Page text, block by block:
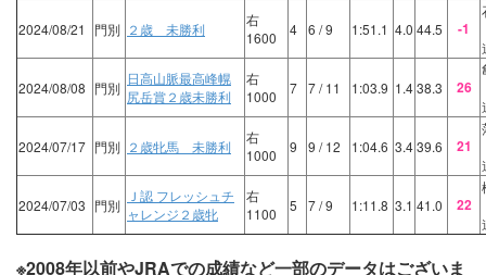
2024/08/21 門別 ２歳 未勝利
右
1600
4 6 / 9 1:51.1 4.0 44.5 -1
2024/08/08 門別
日高山脈最高峰幌
尻岳賞２歳未勝利
右
1000
7 7/ 11 1:03.9 1.438.3 26
2024/07/17 門別 ２歳牝馬 未勝利
右
1000
9 9 / 12 1:04.6 3.439.6 21
2024/07/03 門別
Ｊ認 フレッシュチ
ャレンジ２歳牝
右
1100
5 7/ 9 1:11.8 3.1 41.0 22
※2008年以前やJRAでの成績など一部のデータはございま